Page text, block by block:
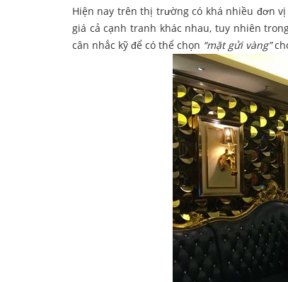
Hiện nay trên thị trường có khá nhiều đơn
giá cả cạnh tranh khác nhau, tuy nhiên
cân nhắc kỹ để có thể chọn “mặt gửi vàng”